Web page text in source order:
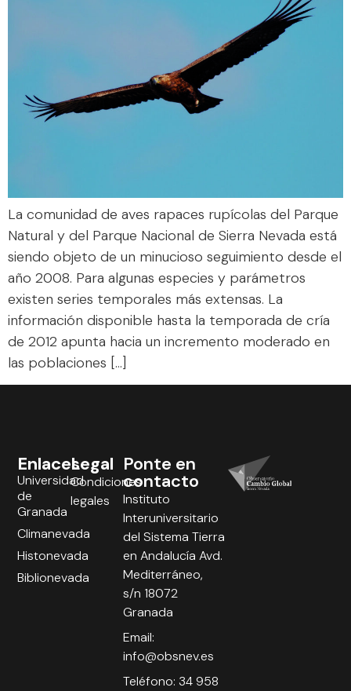
La comunidad de aves rapaces rupícolas del Parque
Natural y del Parque Nacional de Sierra Nevada está
siendo objeto de un minucioso seguimiento desde el
año 2008. Para algunas especies y parámetros
existen series temporales más extensas. La
información disponible hasta la temporada de cría
de 2012 apunta hacia un incremento moderado en
las poblaciones […]
Legal
Condiciones
legales
Enlaces
Universidad
de
Granada
Climanevada
Histonevada
Biblionevada
Ponte en
contacto
Instituto
Interuniversitario
del Sistema Tierra
en Andalucía Avd.
Mediterráneo,
s/n 18072
Granada
Email:
info@obsnev.es
Teléfono: 34 958